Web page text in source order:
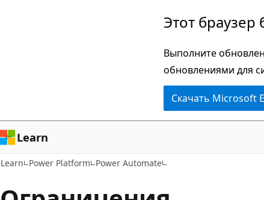
Этот
Выполните
обновлениями для
Скачать Microsoft
Learn
Learn Power Platform Power Automate